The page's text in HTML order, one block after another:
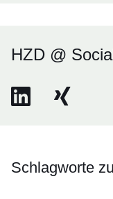
HZD @
zur HZD auf LinkedIn
Öffnet sich in einem
zur HZD auf
Öffnet sich
Schlagworte